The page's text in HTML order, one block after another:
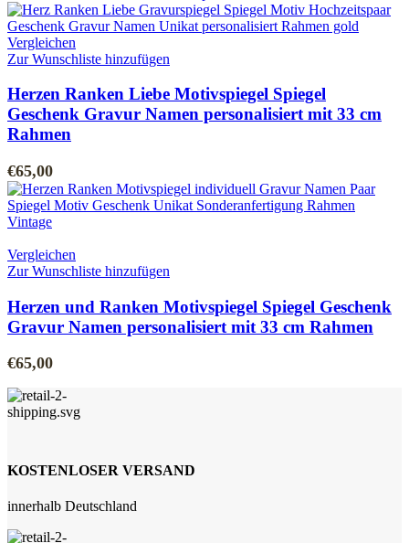
Vergleichen
Zur Wunschliste hinzufügen
Herzen Ranken Liebe Motivspiegel Spiegel
Geschenk Gravur Namen personalisiert mit 33 cm
Rahmen
€65,00
Vergleichen
Zur Wunschliste hinzufügen
Herzen und Ranken Motivspiegel Spiegel Geschenk
Gravur Namen personalisiert mit 33 cm Rahmen
€65,00
KOSTENLOSER VERSAND
innerhalb Deutschland